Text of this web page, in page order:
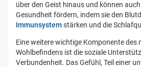
über den Geist hinaus und können
Gesundheit fördern, indem sie den
Immunsystemstärken und die
Eine weitere wichtige Komponente des
Wohlbefindens ist die soziale
Verbundenheit. Das Gefühl, Teil einer